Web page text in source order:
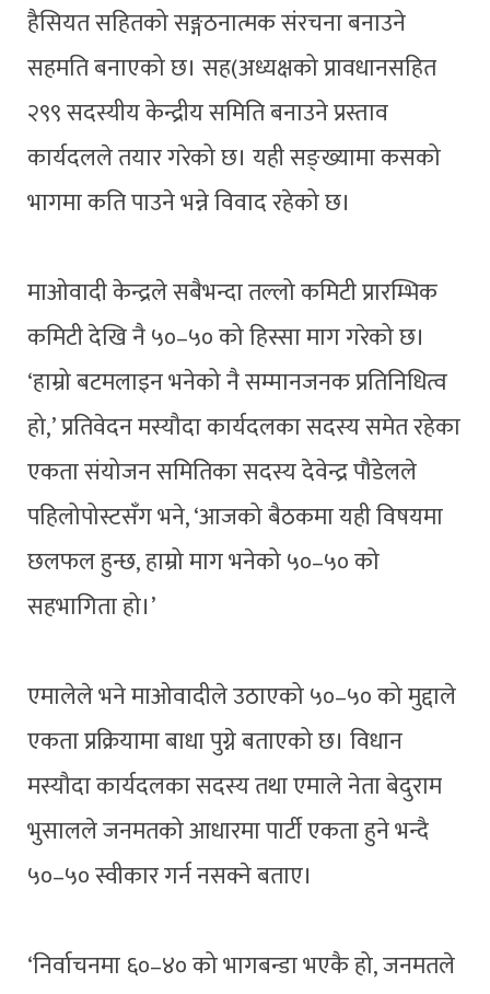
हैसियत सहितको सङ्गठनात्मक संरचना बनाउने
सहमति बनाएको छ। सह(अध्यक्षको प्रावधानसहित
२९९ सदस्यीय केन्द्रीय समिति बनाउने प्रस्ताव
कार्यदलले तयार गरेको छ। यही सङ्ख्यामा कसको
भागमा कति पाउने भन्ने विवाद रहेको छ।
माओवादी केन्द्रले सबैभन्दा तल्लो कमिटी प्रारम्भिक
कमिटी देखि नै ५०–५० को हिस्सा माग गरेको छ।
‘हाम्रो बटमलाइन भनेको नै सम्मानजनक प्रतिनिधित्व
हो,’ प्रतिवेदन मस्यौदा कार्यदलका सदस्य समेत रहेका
एकता संयोजन समितिका सदस्य देवेन्द्र पौडेलले
पहिलोपोस्टसँग भने, ‘आजको बैठकमा यही विषयमा
छलफल हुन्छ, हाम्रो माग भनेको ५०–५० को
सहभागिता हो।’
एमालेले भने माओवादीले उठाएको ५०–५० को मुद्दाले
एकता प्रक्रियामा बाधा पुग्ने बताएको छ। विधान
मस्यौदा कार्यदलका सदस्य तथा एमाले नेता बेदुराम
भुसालले जनमतको आधारमा पार्टी एकता हुने भन्दै
५०–५० स्वीकार गर्न नसक्ने बताए।
‘निर्वाचनमा ६०–४० को भागबन्डा भएकै हो, जनमतले